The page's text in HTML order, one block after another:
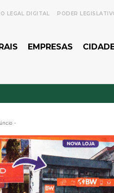
LEGAL DIGITAL PODER
EMPRESAS
-